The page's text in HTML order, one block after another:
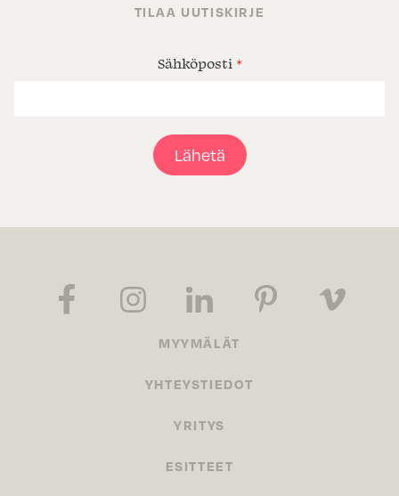
TILAA UUTISKIRJE
Sähköposti *
Lähetä
MYYMÄLÄT
YHTEYSTIEDOT
YRITYS
ESITTEET